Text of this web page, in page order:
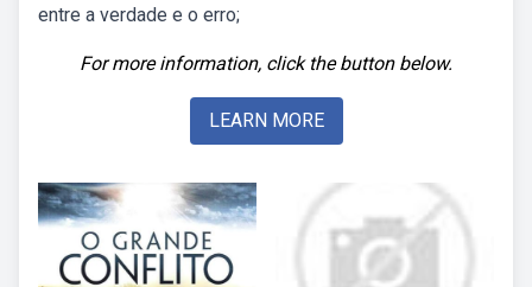
entre a verdade e o erro;
For more information, click the button below.
LEARN MORE